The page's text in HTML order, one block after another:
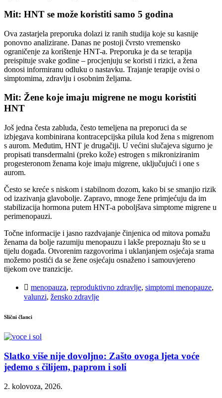
Mit: HNT se može koristiti samo 5 godina
Ova zastarjela preporuka dolazi iz ranih studija koje su kasnije
ponovno analizirane. Danas ne postoji čvrsto vremensko
ograničenje za korištenje HNT-a. Preporuka je da se terapija
preispituje svake godine – procjenjuju se koristi i rizici, a žena
donosi informiranu odluku o nastavku. Trajanje terapije ovisi o
simptomima, zdravlju i osobnim željama.
Mit: Žene koje imaju migrene ne mogu koristiti
HNT
Još jedna česta zabluda, često temeljena na preporuci da se
izbjegava kombinirana kontracepcijska pilula kod žena s migrenom
s aurom. Međutim, HNT je drugačiji. U većini slučajeva sigurno je
propisati transdermalni (preko kože) estrogen s mikroniziranim
progesteronom ženama koje imaju migrene, uključujući i one s
aurom.
Često se kreće s niskom i stabilnom dozom, kako bi se smanjio rizik
od izazivanja glavobolje. Zapravo, mnoge žene primjećuju da im
stabilizacija hormona putem HNT-a poboljšava simptome migrene u
perimenopauzi.
Točne informacije i jasno razdvajanje činjenica od mitova pomažu
ženama da bolje razumiju menopauzu i lakše prepoznaju što se u
tijelu događa. Otvorenim razgovorima i uklanjanjem osjećaja srama
možemo postići da se žene osjećaju osnaženo i samouvjereno
tijekom ove tranzicije.
menopauza, reproduktivno zdravlje, simptomi menopauze,
valunzi, žensko zdravlje
Slični članci
Slatko više nije dovoljno: Zašto ovoga ljeta voće
jedemo s čilijem, paprom i soli
2. kolovoza, 2026.